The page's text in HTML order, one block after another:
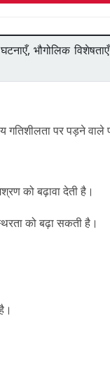
भौगोलिक
गतिशीलता पर पड़ने वाले
को बढ़ावा देती है।
को बढ़ा सकती है।